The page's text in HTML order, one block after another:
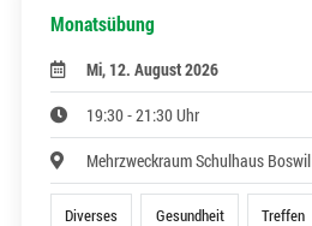
Monatsübung
Mi, 12. August 2026
19:30 - 21:30 Uhr
Mehrzweckraum Schulhaus Boswil
Diverses Gesundheit Treffen